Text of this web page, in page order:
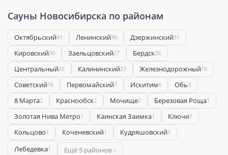
Сауны Новосибирска по районам
Октябрьский41 Ленинский36 Дзержинский31
Кировский30 Заельцовский27 Бердск26
Центральный25 Калининский23 Железнодорожный16
Советский16 Первомайский7 Искитим6 Обь3
8 Марта2 Краснообск2 Мочище2 Березовая Роща1
Золотая Нива Метро1 Каинская Заимка1 Ключи1
Кольцово1 Коченевский1 Кудряшовский1
Лебедевка1 Ещё 5 районов ↓